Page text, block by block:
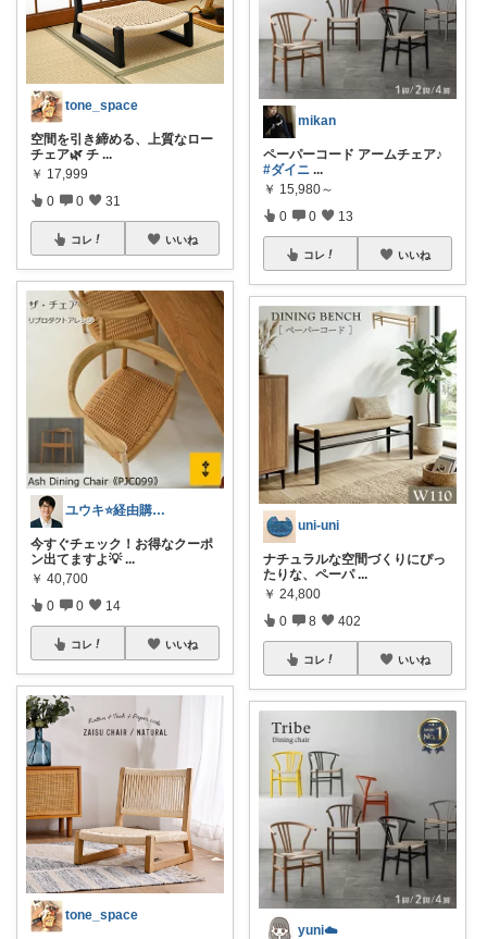
tone_space
空間を引き締める、上質なロー
チェア🌿 チ ...
￥ 17,999
0 0 31
コレ いいね
ユウキ⭐️経由購入感謝です！
今すぐチェック！お得なクーポ
ン出てますよ💡 ...
￥ 40,700
0 0 14
コレ いいね
tone_space
mikan
ペーパーコード アームチェア♪
#ダイニ ...
￥ 15,980～
0 0 13
コレ いいね
uni-uni
ナチュラルな空間づくりにぴっ
たりな、ペーパ ...
￥ 24,800
0 8 402
コレ いいね
yuni☁️